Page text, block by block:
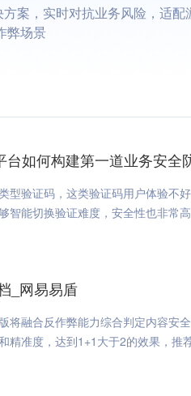
案，实时对抗业务风险，适配
弊场景
台如何构建第一道业务安全
型验证码，这类验证码用户体验不
智能切换验证难度，安全性也非常
_网易易盾
版将融合反作弊能力综合判定内容安
精准度，达到1+1大于2的效果，